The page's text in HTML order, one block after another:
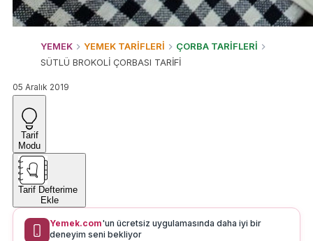
YEMEK YEMEK TARİFLERİ
ÇORBA TARİFLERİ
SÜTLÜ BROKOLİ ÇORBASI TARİFİ
05 Aralık 2019
Tarif
Modu
Tarif Defterime
Ekle
Yemek.com'un ücretsiz uygulamasında daha iyi bir
deneyim seni bekliyor